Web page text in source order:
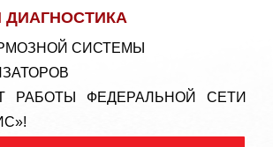
ДИАГНОСТИКА
СИСТЕМЫ
РАБОТЫ ФЕДЕРАЛЬНОЙ СЕТИ